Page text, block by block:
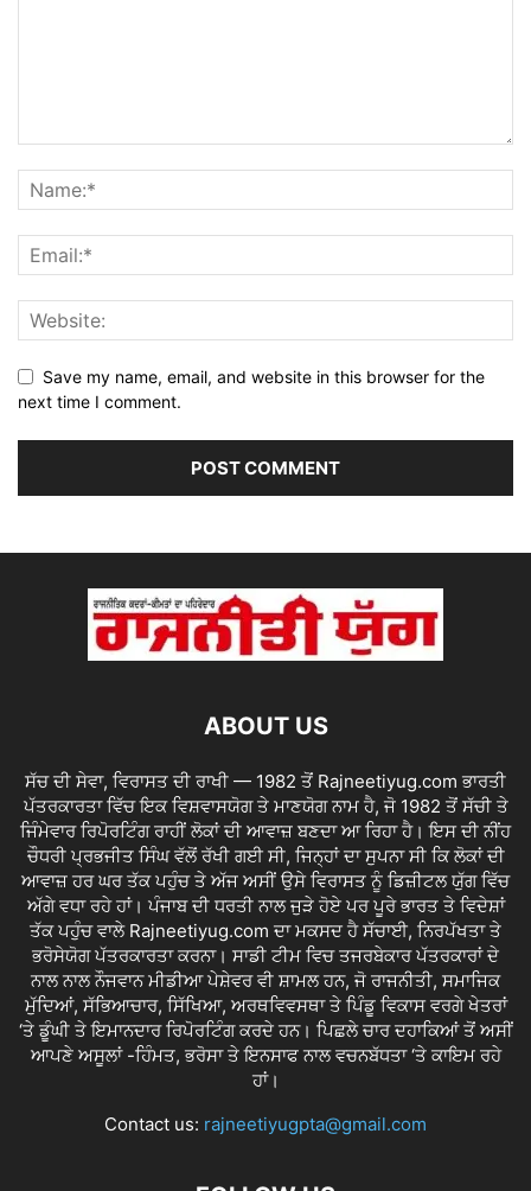
Save my name, email, and website in this browser for the
next time I comment.
ABOUT US
ਸੱਚ ਦੀ ਸੇਵਾ, ਵਿਰਾਸਤ ਦੀ ਰਾਖੀ — 1982 ਤੋਂ Rajneetiyug.com ਭਾਰਤੀ
ਪੱਤਰਕਾਰਤਾ ਵਿੱਚ ਇਕ ਵਿਸ਼ਵਾਸਯੋਗ ਤੇ ਮਾਣਯੋਗ ਨਾਮ ਹੈ, ਜੋ 1982 ਤੋਂ ਸੱਚੀ ਤੇ
ਜਿੰਮੇਵਾਰ ਰਿਪੋਰਟਿੰਗ ਰਾਹੀਂ ਲੋਕਾਂ ਦੀ ਆਵਾਜ਼ ਬਣਦਾ ਆ ਰਿਹਾ ਹੈ। ਇਸ ਦੀ ਨੀਂਹ
ਚੌਧਰੀ ਪ੍ਰਭਜੀਤ ਸਿੰਘ ਵੱਲੋਂ ਰੱਖੀ ਗਈ ਸੀ, ਜਿਨ੍ਹਾਂ ਦਾ ਸੁਪਨਾ ਸੀ ਕਿ ਲੋਕਾਂ ਦੀ
ਆਵਾਜ਼ ਹਰ ਘਰ ਤੱਕ ਪਹੁੰਚ ਤੇ ਅੱਜ ਅਸੀਂ ਉਸੇ ਵਿਰਾਸਤ ਨੂੰ ਡਿਜ਼ੀਟਲ ਯੁੱਗ ਵਿੱਚ
ਅੱਗੇ ਵਧਾ ਰਹੇ ਹਾਂ। ਪੰਜਾਬ ਦੀ ਧਰਤੀ ਨਾਲ ਜੁੜੇ ਹੋਏ ਪਰ ਪੂਰੇ ਭਾਰਤ ਤੇ ਵਿਦੇਸ਼ਾਂ
ਤੱਕ ਪਹੁੰਚ ਵਾਲੇ Rajneetiyug.com ਦਾ ਮਕਸਦ ਹੈ ਸੱਚਾਈ, ਨਿਰਪੱਖਤਾ ਤੇ
ਭਰੋਸੇਯੋਗ ਪੱਤਰਕਾਰਤਾ ਕਰਨਾ। ਸਾਡੀ ਟੀਮ ਵਿਚ ਤਜਰਬੇਕਾਰ ਪੱਤਰਕਾਰਾਂ ਦੇ
ਨਾਲ ਨਾਲ ਨੌਜਵਾਨ ਮੀਡੀਆ ਪੇਸ਼ੇਵਰ ਵੀ ਸ਼ਾਮਲ ਹਨ, ਜੋ ਰਾਜਨੀਤੀ, ਸਮਾਜਿਕ
ਮੁੱਦਿਆਂ, ਸੱਭਿਆਚਾਰ, ਸਿੱਖਿਆ, ਅਰਥਵਿਵਸਥਾ ਤੇ ਪਿੰਡੂ ਵਿਕਾਸ ਵਰਗੇ ਖੇਤਰਾਂ
‘ਤੇ ਡੂੰਘੀ ਤੇ ਇਮਾਨਦਾਰ ਰਿਪੋਰਟਿੰਗ ਕਰਦੇ ਹਨ। ਪਿਛਲੇ ਚਾਰ ਦਹਾਕਿਆਂ ਤੋਂ ਅਸੀਂ
ਆਪਣੇ ਅਸੂਲਾਂ -ਹਿੰਮਤ, ਭਰੋਸਾ ਤੇ ਇਨਸਾਫ ਨਾਲ ਵਚਨਬੱਧਤਾ ‘ਤੇ ਕਾਇਮ ਰਹੇ
ਹਾਂ।
Contact us: rajneetiyugpta@gmail.com